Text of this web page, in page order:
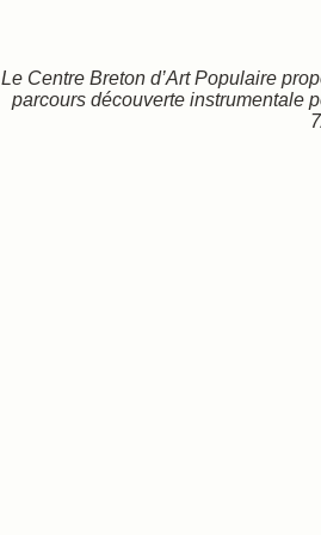
Le Centre Breton d’Art Populaire
parcours découverte instrumentale